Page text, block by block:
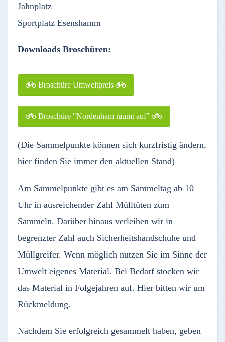
Jahnplatz
Sportplatz Esenshamm
Downloads Broschüren:
Broschüre Umweltpreis
Broschüre "Nordenham räumt auf"
(Die Sammelpunkte können sich kurzfristig ändern,
hier finden Sie immer den aktuellen Stand)
Am Sammelpunkte gibt es am Sammeltag ab 10
Uhr in ausreichender Zahl Mülltüten zum
Sammeln. Darüber hinaus verleihen wir in
begrenzter Zahl auch Sicherheitshandschuhe und
Müllgreifer. Wenn möglich nutzen Sie im Sinne der
Umwelt eigenes Material. Bei Bedarf stocken wir
das Material in Folgejahren auf. Hier bitten wir um
Rückmeldung.
Nachdem Sie erfolgreich gesammelt haben, geben